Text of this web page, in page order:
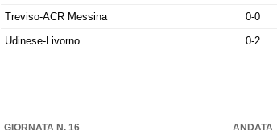
Treviso-ACR Messina
0-0
Udinese-Livorno
0-2
GIORNATA N. 16 ANDATA